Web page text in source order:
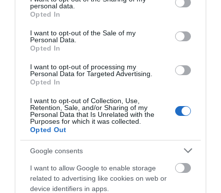
grant or deny consent to Google and its third-party tags to
use your data for below specified purposes in below Google
consent section.
personal data.
Opted In
I want to opt-out of the Sale of my
Personal Data.
Opted In
I want to opt-out of processing my
Personal Data for Targeted Advertising.
Opted In
I want to opt-out of Collection, Use,
Retention, Sale, and/or Sharing of my
Personal Data that Is Unrelated with the
Purposes for which it was collected.
Opted Out
Google consents
I want to allow Google to enable storage
related to advertising like cookies on web or
device identifiers in apps.
06.08.2026 | 10:30
Μεταμόρφωση του Σωτήρος: Η
γιορτή που θα θυμίζει πάντα την
καταστροφική φωτιά στη Βόρεια
06.08.2026 | 10:00
τους διορισμούς: «Η Εύβοια δεν
μπορεί να παραμένει αόρατη»
06.08.2026 | 09:45
νέοι γέμισαν με κόσμο και φέτος
«Βόμβα» στην Εύβοια
διαλύθηκε
Φίδι έκανε βόλτες σε
Γνωρίστε τα